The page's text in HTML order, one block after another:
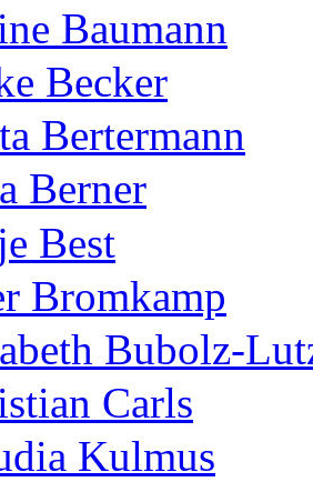
Baumann
Becker
Bertermann
Berner
Best
Bromkamp
Bubolz-
Carls
Kulmus